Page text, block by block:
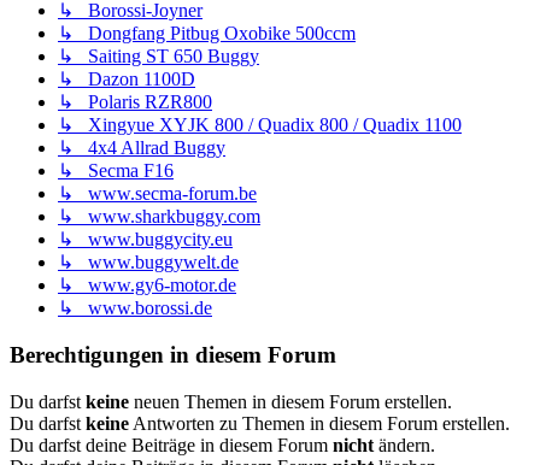
↳ Borossi-Joyner
↳ Dongfang Pitbug Oxobike 500ccm
↳ Saiting ST 650 Buggy
↳ Dazon 1100D
↳ Polaris RZR800
↳ Xingyue XYJK 800 / Quadix 800 / Quadix 1100
↳ 4x4 Allrad Buggy
↳ Secma F16
↳ www.secma-forum.be
↳ www.sharkbuggy.com
↳ www.buggycity.eu
↳ www.buggywelt.de
↳ www.gy6-motor.de
↳ www.borossi.de
Berechtigungen in diesem Forum
Du darfst keine neuen Themen in diesem Forum erstellen.
Du darfst keine Antworten zu Themen in diesem Forum erstellen.
Du darfst deine Beiträge in diesem Forum nicht ändern.